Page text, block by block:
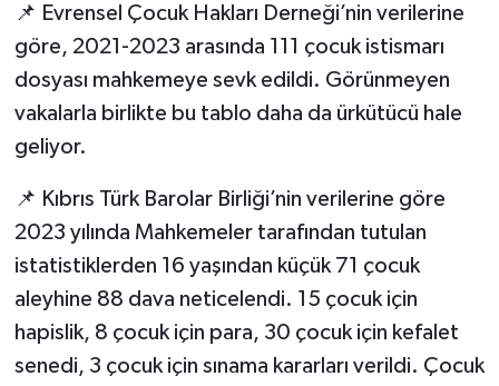
📌 Evrensel Çocuk Hakları Derneği’nin verilerine
göre, 2021-2023 arasında 111 çocuk istismarı
dosyası mahkemeye sevk edildi. Görünmeyen
vakalarla birlikte bu tablo daha da ürkütücü hale
geliyor.
📌 Kıbrıs Türk Barolar Birliği’nin verilerine göre
2023 yılında Mahkemeler tarafından tutulan
istatistiklerden 16 yaşından küçük 71 çocuk
aleyhine 88 dava neticelendi. 15 çocuk için
hapislik, 8 çocuk için para, 30 çocuk için kefalet
senedi, 3 çocuk için sınama kararları verildi. Çocuk